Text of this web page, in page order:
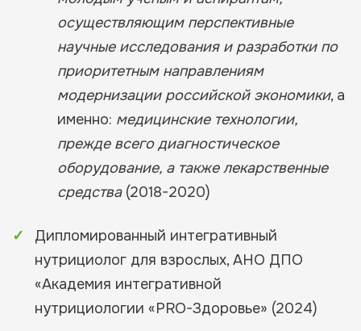
осуществляющим перспективные
научные исследования и разработки по
приоритетным направлениям
модернизации российской экономики, а
именно: медицинские технологии,
прежде всего диагностическое
оборудование, а также лекарственные
средства(2018-2020)
Дипломированный интегративный
нутрициолог для взрослых, АНО ДПО
«Академия интегративной
нутрициологии «PRO-Здоровье» (2024)